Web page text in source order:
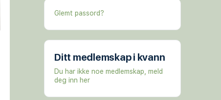
Glemt passord?
Ditt medlemskap i kvann
Du har ikke noe medlemskap, meld
deg inn her